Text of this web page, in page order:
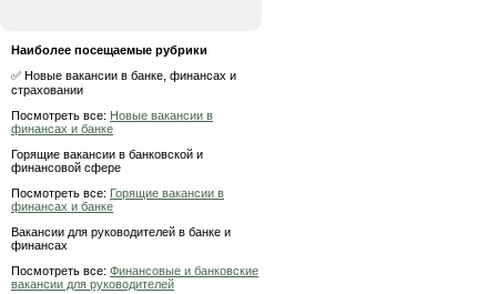
Наиболее посещаемые рубрики
✅ Новые вакансии в банке, финансах и
страховании
Посмотреть все: Новые вакансии в
финансах и банке
Горящие вакансии в банковской и
финансовой сфере
Посмотреть все: Горящие вакансии в
финансах и банке
Вакансии для руководителей в банке и
финансах
Посмотреть все: Финансовые и банковские
вакансии для руководителей